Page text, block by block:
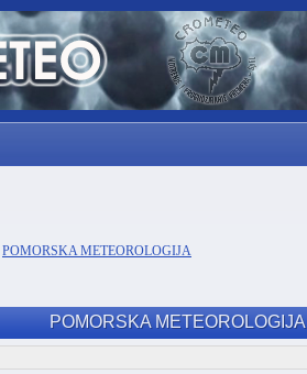
POMORSKA METEOROLOGIJA
POMORSKA METEOROLOGIJA